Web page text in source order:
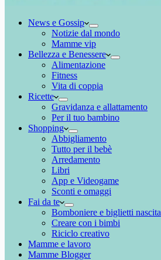
News e Gossip
Notizie dal mondo
Mamme vip
Bellezza e Benessere
Alimentazione
Fitness
Vita di coppia
Ricette
Gravidanza e allattamento
Per il tuo bambino
Shopping
Abbigliamento
Tutto per il bebè
Arredamento
Libri
App e Videogame
Sconti e omaggi
Fai da te
Bomboniere e biglietti nascita
Creare con i bimbi
Riciclo creativo
Mamme e lavoro
Mamme Blogger